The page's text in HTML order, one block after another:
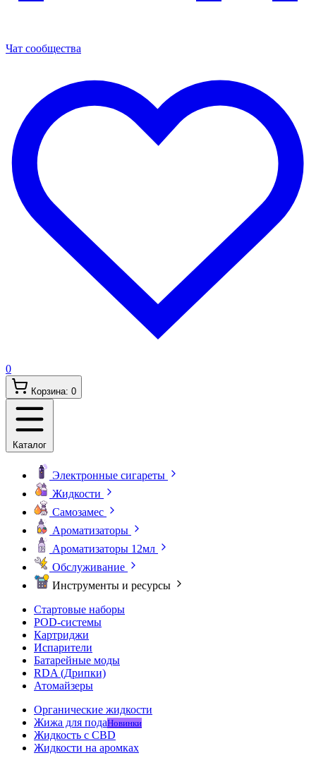
Чат сообщества
0
Корзина: 0
Каталог
Электронные сигареты
Жидкости
Самозамес
Ароматизаторы
Ароматизаторы 12мл
Обслуживание
Инструменты и ресурсы
Стартовые наборы
POD-системы
Картриджи
Испарители
Батарейные моды
RDA (Дрипки)
Атомайзеры
Органические жидкости
Жижа для подаНовинки
Жидкость с CBD
Жидкости на аромках